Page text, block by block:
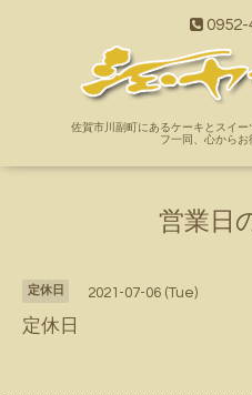
0952-
佐賀市川副町にあるケーキとスイ
フ一同、心からお
営業日
定休日 2021-07-06 (Tue)
定休日